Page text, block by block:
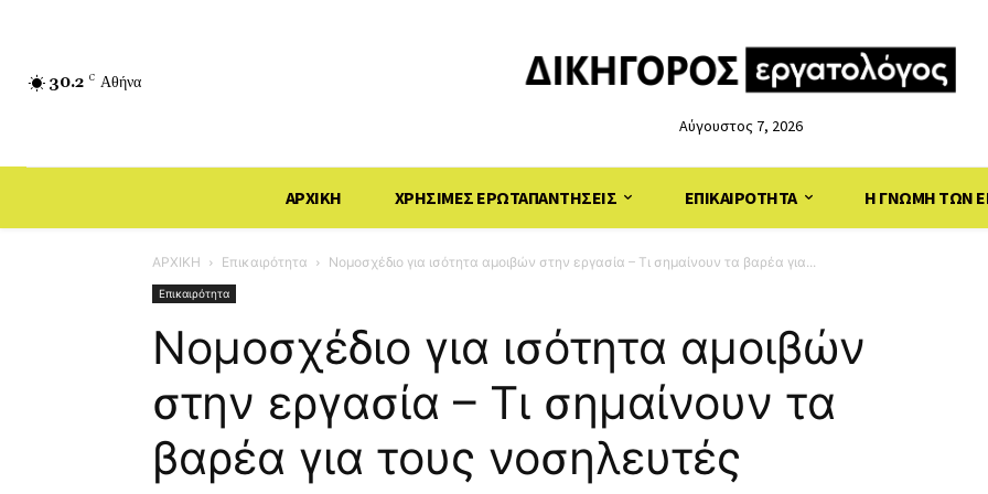
30.2 C Αθήνα
Αύγουστος 7, 2026
ΑΡΧΙΚΗ ΧΡΗΣΙΜΕΣ ΕΡΩΤΑΠΑΝΤΗΣΕΙΣ ΕΠΙΚΑΙΡΟΤΗΤΑ Η ΓΝΩΜΗ ΤΩΝ
ΑΡΧΙΚΗ Επικαιρότητα Νομοσχέδιο για ισότητα αμοιβών στην εργασία – Τι σημαίνουν τα βαρέα για...
Επικαιρότητα
Νομοσχέδιο για ισότητα αμοιβών
στην εργασία – Τι σημαίνουν τα
βαρέα για τους νοσηλευτές